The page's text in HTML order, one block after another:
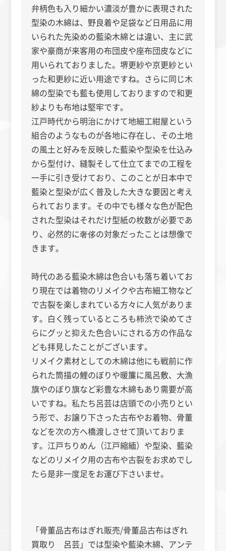
弁柄色も入り細かい濃淡が豊かに表現された
型染の木綿は、野良着や足袋など日用品に用
いられた先染めの藍染木綿とは違い、主に武
家や豪商が来客用の布団皮や座布団皮などに
用いられておりました。堺更紗や京更紗とい
った和更紗に近い用途ですね。さらに同じ木
綿の型染でも藍も使用しておりますので和更
紗よりも布地は堅牢です。
江戸時代から明治にかけて地細工紺屋という
組合のようなものが各地に存在し、その土地
の風土と好みを反映した藍染や型染を仕込み
から型付け、縫製そして仕立てまでの工程を
一手に引き受けており、このことが日本中で
藍染と型染が広く普及した大きな要因と考え
られております。その中でも様々な色が配色
された型染はそれだけ型紙の枚数が必要であ
り、必然的に奢侈の対象だったことは想像で
きます。
時代のある藍染木綿は色合いも落ち着いてお
り現在では着物のリメイクや古布細工物など
で古裂を楽しまれている方々に人気がありま
す。白く残っているところも柿渋で染めてさ
らにグッと抑えた色合いにされる方の作品な
ども拝見したことがございます。
リメイク素材としての木綿は他にも戦前に作
られた筒描の鯉のぼりや暖簾に風呂敷、大漁
旗やのぼり旗など彩豊な木綿もあり需要が高
いですね。私たち呂芸は店頭での小売りとい
う形で、お譲り下さった古布やお着物、骨董
などを次の方へ橋渡しさせて頂いておりま
す。江戸ちりめん（江戸縮緬）や型染、藍染
などのリメイク用の古布や古裂をお求めでし
たら是非一度足をお運び下さいませ。
「骨董品古布はぎれ販売/骨董品古布はぎれ
買取り 呂芸」では型染や藍染木綿、アンテ